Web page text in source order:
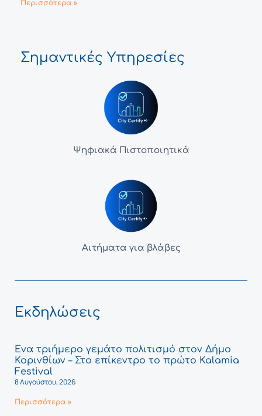
Περισσότερα »
Σημαντικές Υπηρεσίες
Ψηφιακά Πιστοποιητικά
Αιτήματα για βλάβες
Εκδηλώσεις
Ένα τριήμερο γεμάτο πολιτισμό στον Δήμο
Κορινθίων – Στο επίκεντρο το πρώτο Kalamia
Festival
8 Αυγούστου, 2026
Περισσότερα »